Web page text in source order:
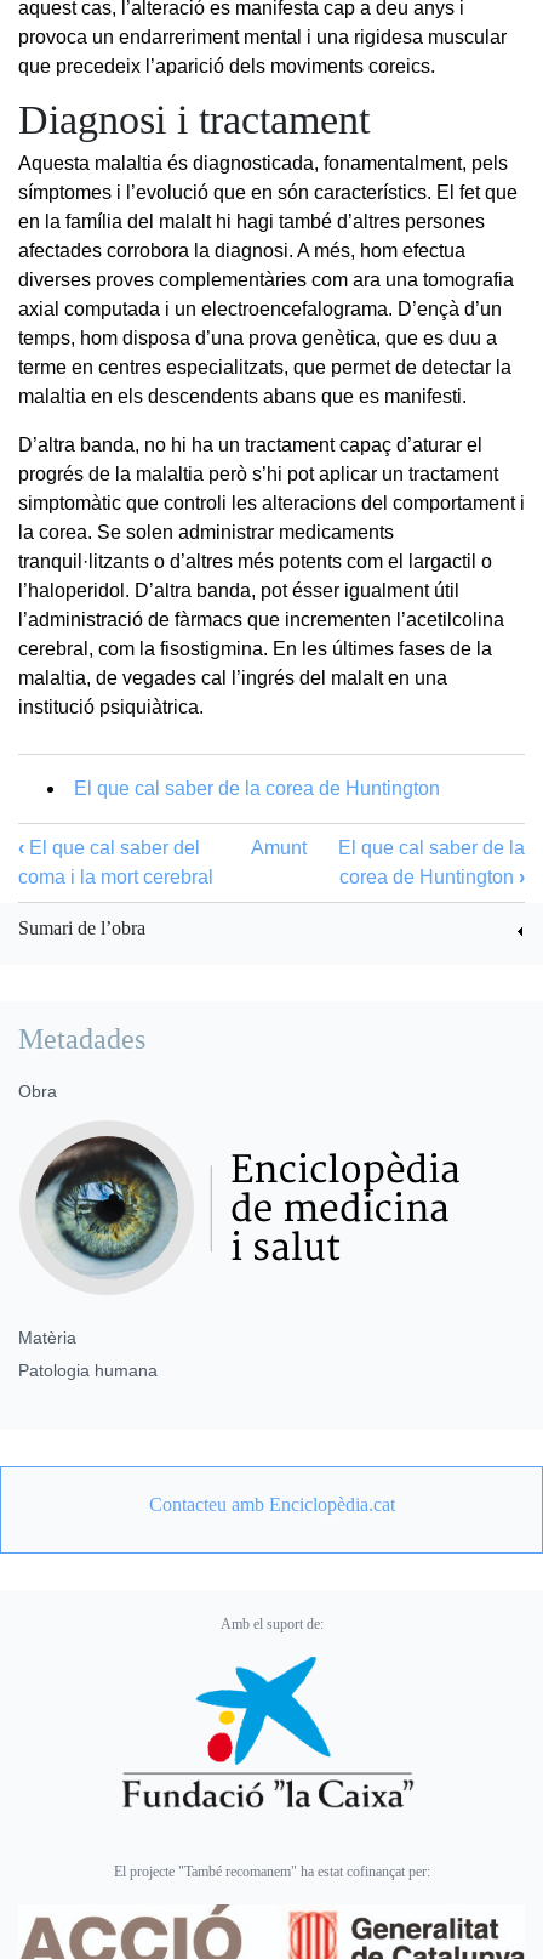
aquest cas, l’alteració es manifesta cap a deu anys i
provoca un endarreriment mental i una rigidesa muscular
que precedeix l’aparició dels moviments coreics.
Diagnosi i tractament
Aquesta malaltia és diagnosticada, fonamentalment, pels
símptomes i l’evolució que en són característics. El fet que
en la família del malalt hi hagi també d’altres persones
afectades corrobora la diagnosi. A més, hom efectua
diverses proves complementàries com ara una tomografia
axial computada i un electroencefalograma. D’ençà d’un
temps, hom disposa d’una prova genètica, que es duu a
terme en centres especialitzats, que permet de detectar la
malaltia en els descendents abans que es manifesti.
D’altra banda, no hi ha un tractament capaç d’aturar el
progrés de la malaltia però s’hi pot aplicar un tractament
simptomàtic que controli les alteracions del comportament i
la corea. Se solen administrar medicaments
tranquil·litzants o d’altres més potents com el largactil o
l’haloperidol. D’altra banda, pot ésser igualment útil
l’administració de fàrmacs que incrementen l’acetilcolina
cerebral, com la fisostigmina. En les últimes fases de la
malaltia, de vegades cal l’ingrés del malalt en una
institució psiquiàtrica.
El que cal saber de la corea de Huntington
‹ El que cal saber del
coma i la mort cerebral
Amunt
El que cal saber de la
corea de Huntington ›
Sumari de l’obra
Metadades
Obra
Matèria
Patologia humana
Contacteu amb Enciclopèdia.cat
Amb el suport de:
El projecte "També recomanem" ha estat cofinançat per: